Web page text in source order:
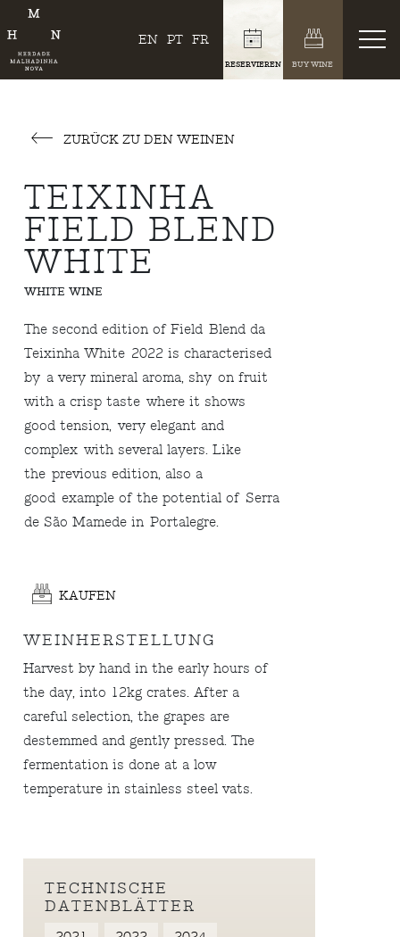
EN PT FR
RESERVIEREN BUY WINE
ZURÜCK ZU DEN WEINEN
TEIXINHA
FIELD BLEND
WHITE
WHITE WINE
The second edition of Field Blend da
Teixinha White 2022 is characterised
by a very mineral aroma, shy on fruit
with a crisp taste where it shows
good tension, very elegant and
complex with several layers. Like
the previous edition, also a
good example of the potential of Serra
de São Mamede in Portalegre.
KAUFEN
WEINHERSTELLUNG
Harvest by hand in the early hours of
the day, into 12kg crates. After a
careful selection, the grapes are
destemmed and gently pressed. The
fermentation is done at a low
temperature in stainless steel vats.
TECHNISCHE
DATENBLÄTTER